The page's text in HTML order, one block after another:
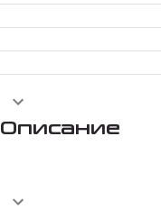
Описание